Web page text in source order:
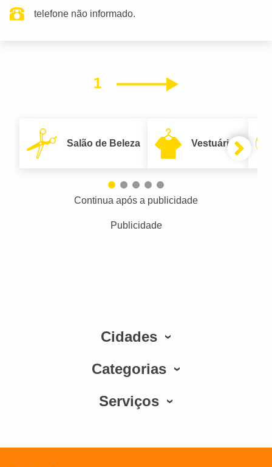
telefone não informado.
1 Próximo
Salão de Beleza Vestuário
Continua após a publicidade
Publicidade
Cidades
Categorias
Serviços